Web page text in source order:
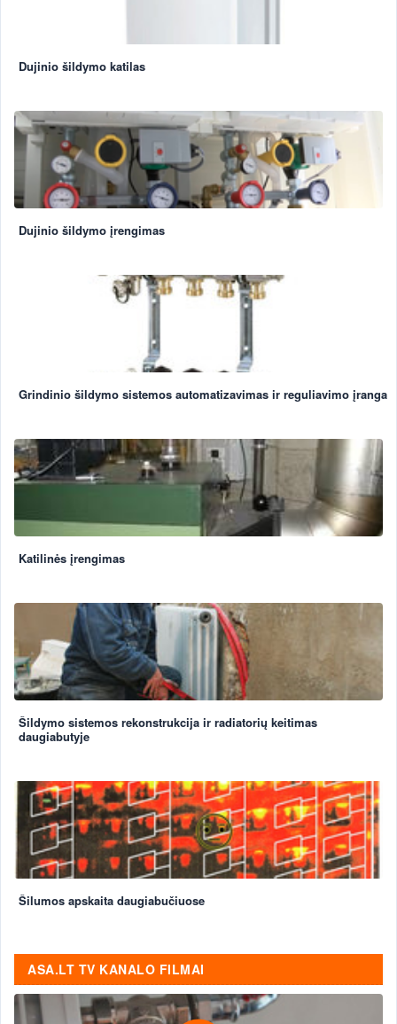
Dujinio šildymo katilas
Dujinio šildymo įrengimas
Grindinio šildymo sistemos automatizavimas ir reguliavimo įranga
Katilinės įrengimas
Šildymo sistemos rekonstrukcija ir radiatorių keitimas
daugiabutyje
Šilumos apskaita daugiabučiuose
ASA.LT TV KANALO FILMAI